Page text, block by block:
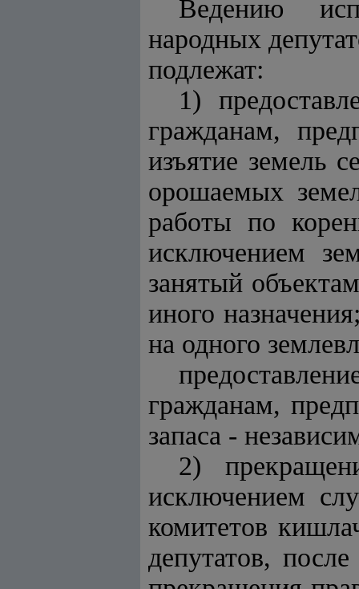
Ведению
народных
подлежат:
1)
гражданам,
изъятие земель
орошаемых
работы по
исключением
занятый
иного
на одного
гражданам,
запаса -
2)
исключением
комитетов
депутатов,